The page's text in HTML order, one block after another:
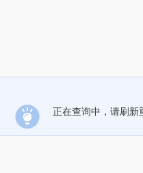
正在查询中，请刷新